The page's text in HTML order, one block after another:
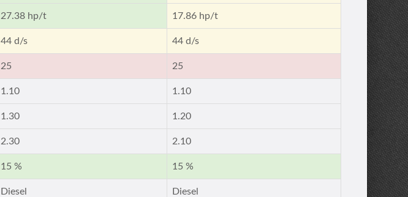
27.38 hp/t 17.86 hp/t
44 d/s 44 d/s
25 25
1.10 1.10
1.30 1.20
2.30 2.10
15 % 15 %
Diesel Diesel